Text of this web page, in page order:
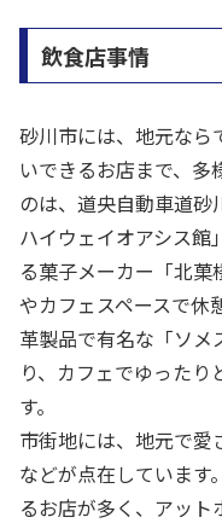
飲食店事情
砂川市には、地元なら
いできるお店まで、多
のは、道央自動車道
ハイウェイオアシス館
る菓子メーカー「北
やカフェスペースで休
革製品で有名な「ソ
り、カフェでゆった
す。
市街地には、地元で愛
などが点在しています
るお店が多く、アッ